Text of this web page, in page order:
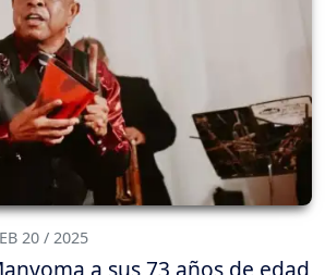
20 / 2025
a sus 73 años de edad